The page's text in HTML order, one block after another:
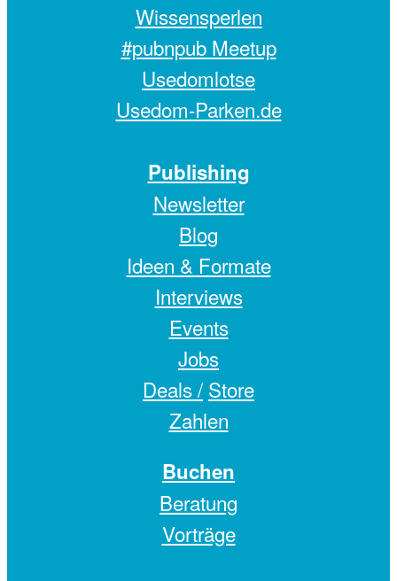
Wissensperlen
#pubnpub Meetup
Usedomlotse
Usedom-Parken.de
Publishing
Newsletter
Blog
Ideen & Formate
Interviews
Events
Jobs
Deals / Store
Zahlen
Buchen
Beratung
Vorträge